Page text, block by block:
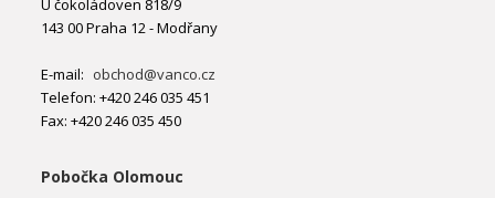
U čokoládoven 818/9
143 00 Praha 12 - Modřany
E-mail: obchod@vanco.cz
Telefon: +420 246 035 451
Fax: +420 246 035 450
Pobočka Olomouc